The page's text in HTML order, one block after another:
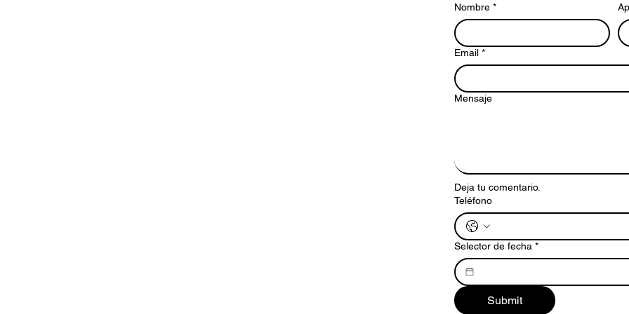
Nombre *
Email *
Mensaje
Deja tu comentario.
Teléfono
Selector de fecha *
Submit